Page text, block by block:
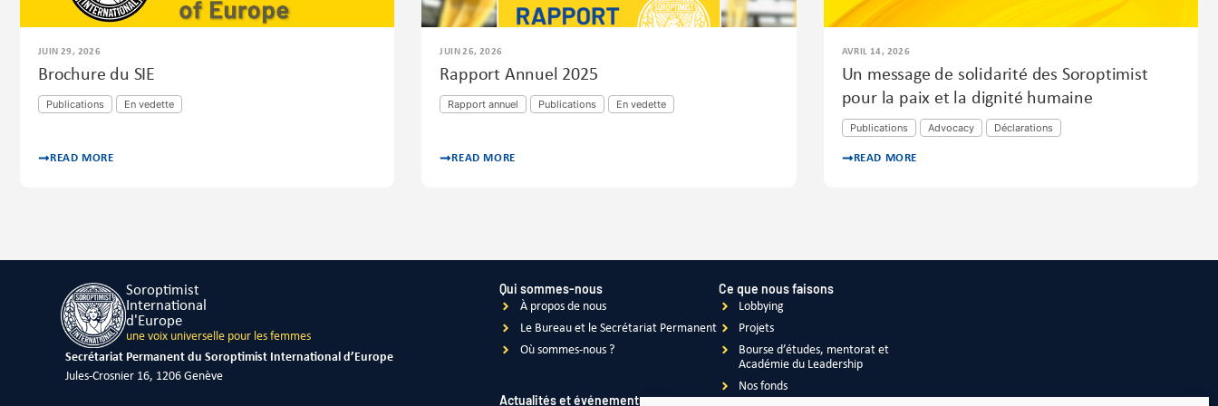
JUIN 29, 2026
Brochure du SIE
Publications En vedette
READ MORE
JUIN 26, 2026
Rapport Annuel 2025
Rapport annuel Publications En vedette
READ MORE
AVRIL 14, 2026
Un message de solidarité des Soroptimist
pour la paix et la dignité humaine
Publications Advocacy Déclarations
READ MORE
Soroptimist
International
d'Europe
une voix universelle pour les femmes
Secrétariat Permanent du Soroptimist International d’Europe
Jules-Crosnier 16, 1206 Genève
Qui sommes-nous
À propos de nous
Le Bureau et le Secrétariat Permanent
Où sommes-nous ?
Ce que nous faisons
Lobbying
Projets
Bourse d’études, mentorat et
Académie du Leadership
Nos fonds
Actualités et événements